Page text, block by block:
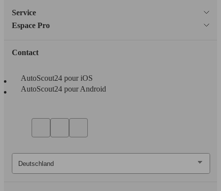
Service
Espace Pro
Contact
AutoScout24 pour iOS
AutoScout24 pour Android